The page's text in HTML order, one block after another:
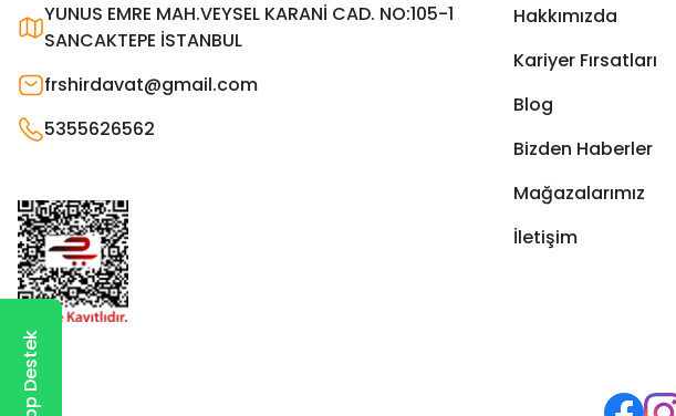
YUNUS EMRE MAH.VEYSEL KARANİ CAD. NO:105-1
SANCAKTEPE İSTANBUL
frshirdavat@gmail.com
5355626562
Hakkımızda
Kariyer Fırsatları
Blog
Bizden Haberler
Mağazalarımız
İletişim